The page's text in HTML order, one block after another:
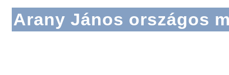
Arany János országos